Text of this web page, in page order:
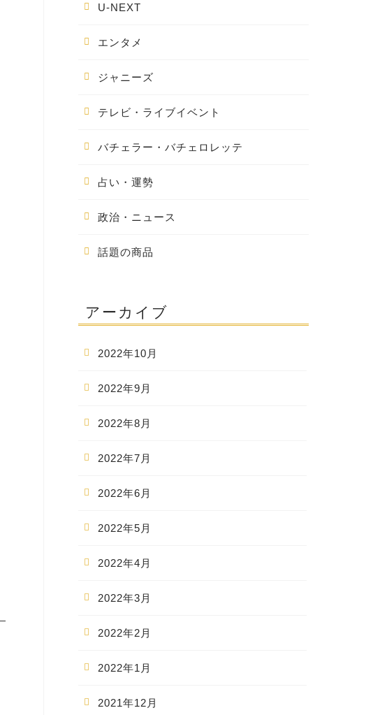
U-NEXT
エンタメ
ジャニーズ
テレビ・ライブイベント
バチェラー・バチェロレッテ
占い・運勢
政治・ニュース
話題の商品
アーカイブ
2022年10月
2022年9月
2022年8月
2022年7月
2022年6月
2022年5月
2022年4月
2022年3月
2022年2月
2022年1月
2021年12月